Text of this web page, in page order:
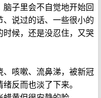
子里会不自觉地开始回
说过的话、一些很小的
候，还是没忍住，又哭
咳嗽、流鼻涕，被新冠
反而也淡了下来。